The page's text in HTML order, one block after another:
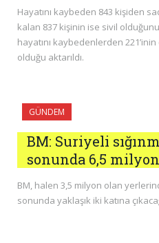
Hayatını kaybeden 843 kişiden
kalan 837 kişinin ise sivil
hayatını kaybedenlerden 221’inin
olduğu aktarıldı.
GÜNDEM
BM: Suriyeli
sonunda 6,5
BM, halen 3,5 milyon olan
sonunda yaklaşık iki katına